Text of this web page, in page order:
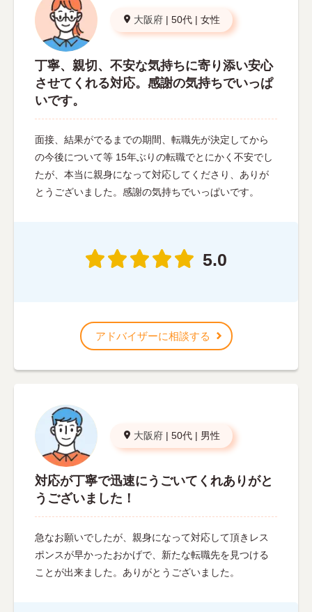
大阪府 | 50代 | 女性
丁寧、親切、不安な気持ちに寄り添い安心
させてくれる対応。感謝の気持ちでいっぱ
いです。
面接、結果がでるまでの期間、転職先が決定してから
の今後について等 15年ぶりの転職でとにかく不安でし
たが、本当に親身になって対応してくださり、ありが
とうございました。感謝の気持ちでいっぱいです。
5.0
アドバイザーに相談する
大阪府 | 50代 | 男性
対応が丁寧で迅速にうごいてくれありがと
うございました！
急なお願いでしたが、親身になって対応して頂きレス
ポンスが早かったおかげで、新たな転職先を見つける
ことが出来ました。ありがとうございました。